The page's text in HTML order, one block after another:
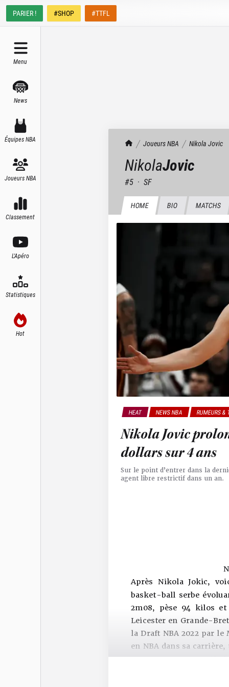
PARIER ! #SHOP #TTFL
Menu
News
Équipes NBA
Joueurs NBA
Classement
L'Apéro
Statistiques
Hot
TrashTalk Actu NBA
Joueurs NBA Nikola Jovic
NikolaJovic
#5 · SF
HOME BIO MATCHS
HEAT NEWS NBA RUMEURS &
Nikola Jovic
dollars sur 4 ans
Sur le point d’entrer dans la
agent libre restrictif dans un an.
Après Nikola Jokic,
basket-ball serbe
2m08, pèse 94 kilos
Leicester en Grande-
la Draft NBA 2022 par
en NBA dans sa